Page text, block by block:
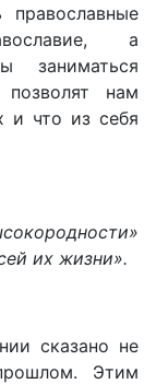
православные
а
заниматься
нам
и что из себя
их жизни».
сказано не
Этим